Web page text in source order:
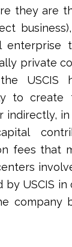
they are
private
USCIS
to create
indirectly,
fees that
USCIS
company